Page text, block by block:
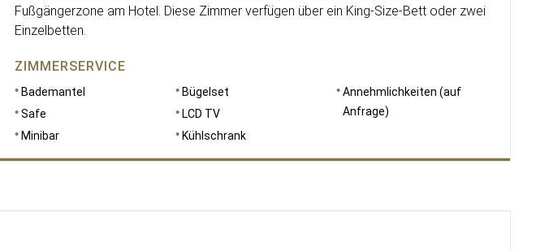
Fußgängerzone am Hotel. Diese Zimmer verfügen über ein King-Size-Bett oder zwei
Einzelbetten.
ZIMMERSERVICE
Bademantel
Safe
Minibar
Bügelset
LCD TV
Kühlschrank
Annehmlichkeiten (auf
Anfrage)